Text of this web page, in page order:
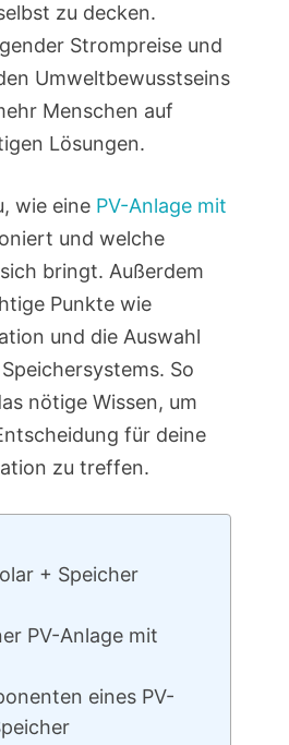
zu decken.
Strompreise und
Umweltbewusstseins
Menschen auf
Lösungen.
wie eine PV-Anlage mit
und welche
bringt. Außerdem
Punkte wie
und die Auswahl
So
nötige Wissen, um
für deine
zu treffen.
+ Speicher
PV-Anlage mit
eines PV-